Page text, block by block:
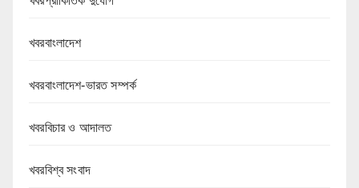
খবরবাংলাদেশ
খবরবাংলাদেশ-ভারত সম্পর্ক
খবরবিচার ও আদালত
খবরবিশ্ব সংবাদ